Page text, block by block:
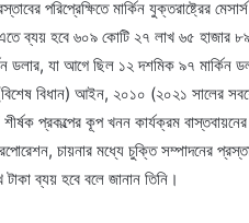
পরিপ্রেক্ষিতে মার্কিন যুক্তরাষ্ট্রের
ব্যয় হবে ৬০৯ কোটি ২৭ লাখ ৬৫ হাজার
ডলার, যা আগে ছিল ১২ দশমিক ৯৭ মার্কিন
(বিশেষ বিধান) আইন, ২০১০ (২০২১ সালের
প্রকল্পের কূপ খনন কার্যক্রম
চায়নার মধ্যে চুক্তি সম্পাদনের
ব্যয় হবে বলে জানান তিনি।